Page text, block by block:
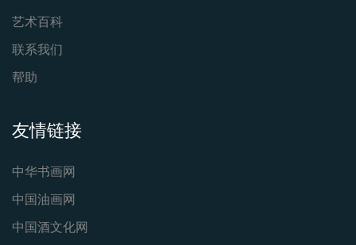
艺术百科
联系我们
帮助
友情链接
中华书画网
中国油画网
中国酒文化网